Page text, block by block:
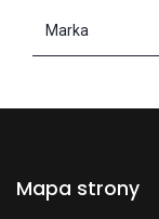
Marka
Mapa strony